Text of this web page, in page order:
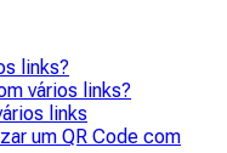
QR codes,
curto que
seu conteúdo real, o
de destino a
de imprimir o código
vários links não tem
Generator, que oferece
para sempre.
links?
vários links?
links
um QR Code com